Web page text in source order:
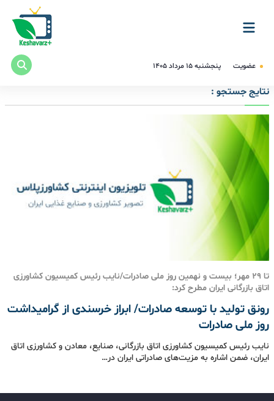
عضویت پنجشنبه ۱۵ مرداد ۱۴۰۵
نتایج جستجو :
تا 29 مهر؛ بیست و نهمین روز ملی صادرات/نایب رئیس کمیسیون کشاورزی
اتاق بازرگانی ایران مطرح کرد:
رونق تولید با توسعه صادرات/ ابراز خرسندی از گرامیداشت
روز ملی صادرات
نایب رئیس کمیسیون کشاورزی اتاق بازرگانی، صنایع، معادن و کشاورزی اتاق
ایران، ضمن اشاره به مزیت‌های صادراتی ایران در…